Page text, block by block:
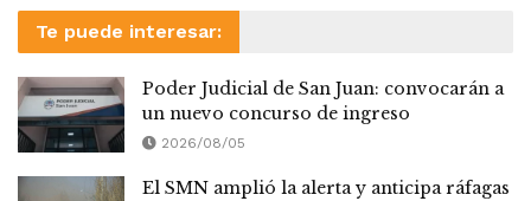
Te puede interesar:
Poder Judicial de San Juan: convocarán a
un nuevo concurso de ingreso
2026/08/05
El SMN amplió la alerta y anticipa ráfagas